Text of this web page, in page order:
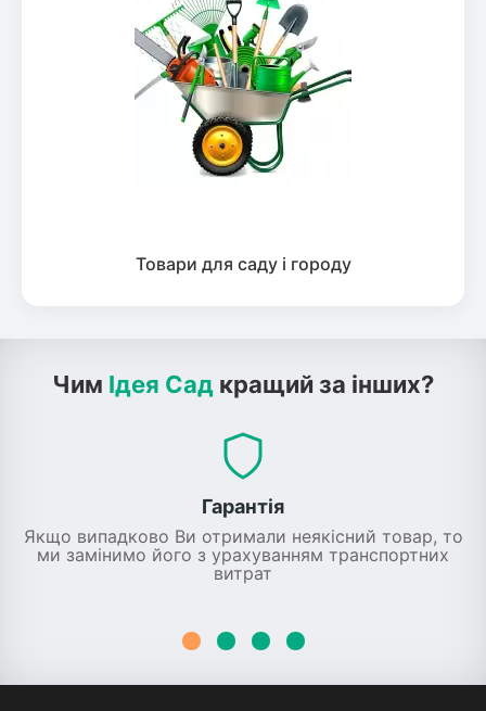
Товари для саду і городу
Чим Ідея Сад кращий за інших?
Гарантія
Якщо випадково Ви отримали неякісний товар, то
ми замінимо його з урахуванням транспортних
витрат